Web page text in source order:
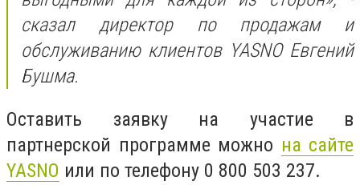
сказал директор по продажам и
обслуживанию клиентов YASNO Евгений
Бушма.
Оставить заявку на участие в
партнерской программе можно на сайте
YASNO или по телефону 0 800 503 237.